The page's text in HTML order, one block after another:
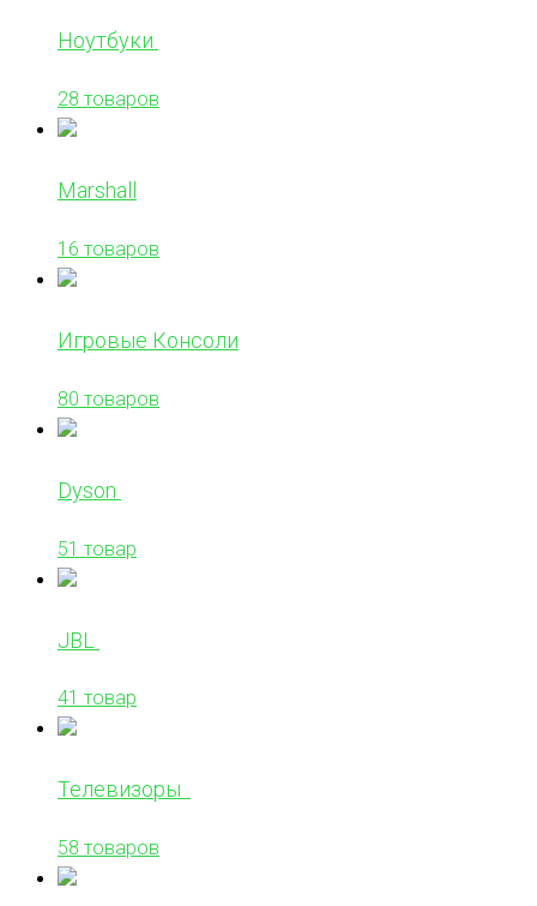
Ноутбуки
28 товаров
Marshall
16 товаров
Игровые Консоли
80 товаров
Dyson
51 товар
JBL
41 товар
Телевизоры
58 товаров